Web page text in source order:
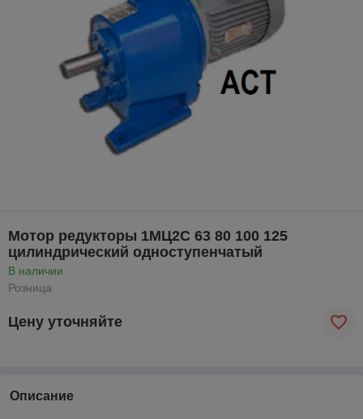
Мотор редукторы 1МЦ2С 63 80 100 125
цилиндрический одноступенчатый
В наличии
Розница
Цену уточняйте
Описание